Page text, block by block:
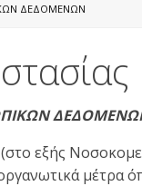
ΔΕΔΟΜΈΝΩΝ
εξής